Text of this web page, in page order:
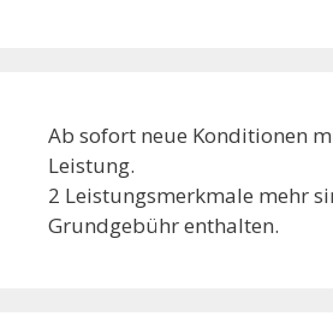
Ab sofort neue Konditionen
Leistung.
2 Leistungsmerkmale mehr
Grundgebühr enthalten.